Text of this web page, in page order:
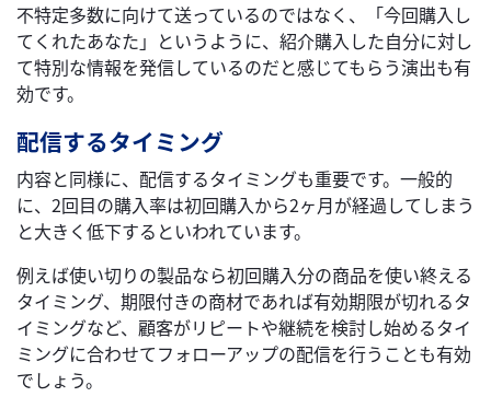
不特定多数に向けて送っているのではなく、「今回購入し
てくれたあなた」というように、紹介購入した自分に対し
て特別な情報を発信しているのだと感じてもらう演出も有
効です。
配信するタイミング
内容と同様に、配信するタイミングも重要です。一般的
に、2回目の購入率は初回購入から2ヶ月が経過してしまう
と大きく低下するといわれています。
例えば使い切りの製品なら初回購入分の商品を使い終える
タイミング、期限付きの商材であれば有効期限が切れるタ
イミングなど、顧客がリピートや継続を検討し始めるタイ
ミングに合わせてフォローアップの配信を行うことも有効
でしょう。